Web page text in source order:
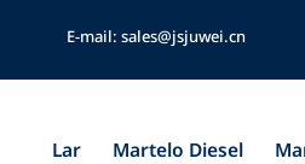
E-mail: sales@jsjuwei.cn
Lar Martelo Diesel